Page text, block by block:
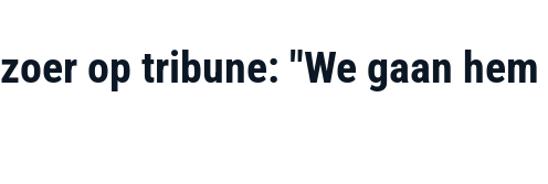
op tribune: "We gaan hem